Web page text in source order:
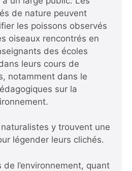
de nature peuvent
les poissons observés
oiseaux rencontrés en
des écoles
leurs cours de
notamment dans le
sur la
y trouvent une
légender leurs clichés.
l’environnement, quant